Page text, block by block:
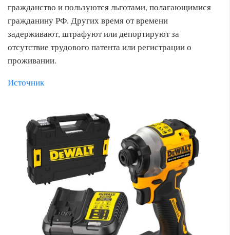
гражданство и пользуются льготами, полагающимися
гражданину РФ. Других время от времени
задерживают, штрафуют или депортируют за
отсутствие трудового патента или регистрации о
проживании.
Источник